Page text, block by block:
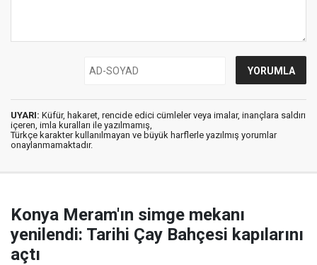
UYARI: Küfür, hakaret, rencide edici cümleler veya imalar, inançlara saldırı
içeren, imla kuralları ile yazılmamış,
Türkçe karakter kullanılmayan ve büyük harflerle yazılmış yorumlar
onaylanmamaktadır.
Konya Meram'ın simge mekanı
yenilendi: Tarihi Çay Bahçesi kapılarını
açtı